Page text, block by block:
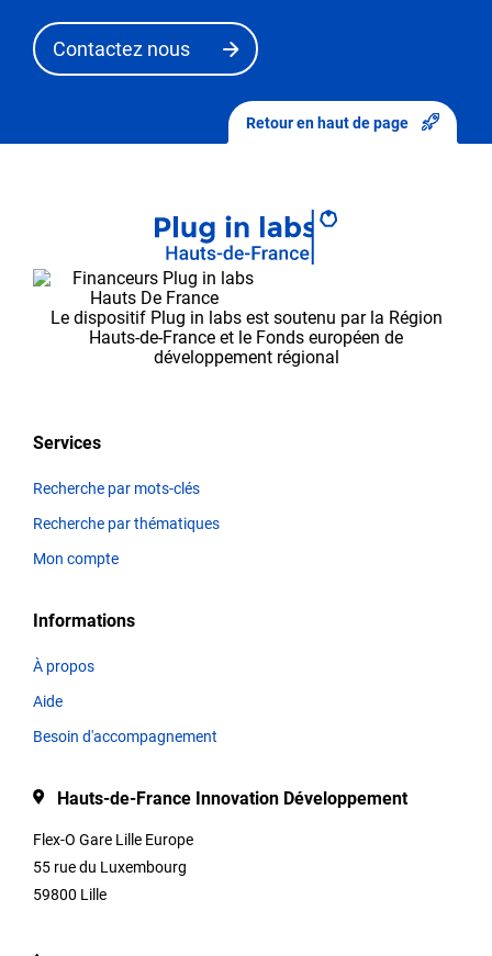
«
demande
».
modifications,
seront
d’abord
Plug in labs Hauts
de
avant
d’apparaître
la
Thématiques
Titre
Contactez nous
Le dispositif Plug in labs est soutenu par la Région
Hauts-de-France et le Fonds européen de
développement régional
Services
Recherche par mots-clés
Recherche par thématiques
Mon compte
Informations
À propos
Aide
Besoin d'accompagnement
Hauts-de-France Innovation Développement
Flex-O Gare Lille Europe
55 rue du Luxembourg
59800 Lille
Retour en haut de page